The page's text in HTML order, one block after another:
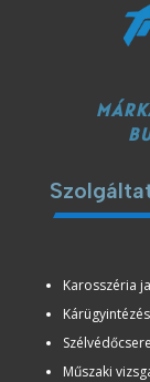
Karosszéria
Kárügyintézés
Szélvédőcsere
Műszaki